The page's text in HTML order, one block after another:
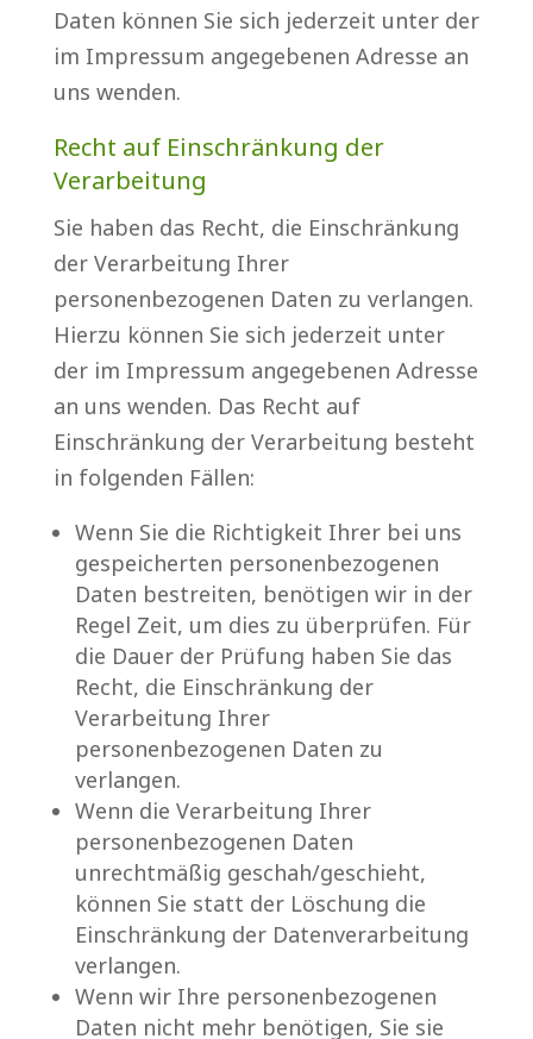
Daten können Sie sich jederzeit unter der
im Impressum angegebenen Adresse an
uns wenden.
Recht auf Einschränkung der
Verarbeitung
Sie haben das Recht, die Einschränkung
der Verarbeitung Ihrer
personenbezogenen Daten zu verlangen.
Hierzu können Sie sich jederzeit unter
der im Impressum angegebenen Adresse
an uns wenden. Das Recht auf
Einschränkung der Verarbeitung besteht
in folgenden Fällen:
Wenn Sie die Richtigkeit Ihrer bei uns
gespeicherten personenbezogenen
Daten bestreiten, benötigen wir in der
Regel Zeit, um dies zu überprüfen. Für
die Dauer der Prüfung haben Sie das
Recht, die Einschränkung der
Verarbeitung Ihrer
personenbezogenen Daten zu
verlangen.
Wenn die Verarbeitung Ihrer
personenbezogenen Daten
unrechtmäßig geschah/geschieht,
können Sie statt der Löschung die
Einschränkung der Datenverarbeitung
verlangen.
Wenn wir Ihre personenbezogenen
Daten nicht mehr benötigen, Sie sie